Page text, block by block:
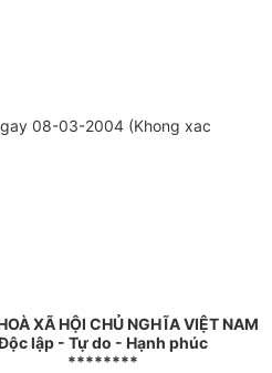
08-03-2004 (Khong xac
XÃ HỘI CHỦ NGHĨA VIỆT NAM
lập - Tự do - Hạnh phúc
********